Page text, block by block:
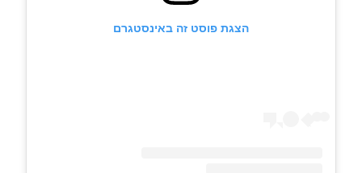
הצגת פוסט זה באינסטגרם